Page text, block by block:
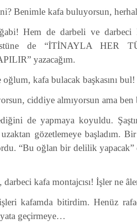
Benimle kafa buluyorsun,
Hem de darbeli ve
de “İTİNAYLA HER
yazacağım.
kafa bulacak başkasını bul!
ciddiye almıyorsun ama ben
de yapmaya koyuldu.
uzaktan gözetlemeye başladım.
“Bu oğlan bir delilik yapacak”
kafa montajcısı! İşler ne
kafamda bitirdim. Henüz
geçirmeye…